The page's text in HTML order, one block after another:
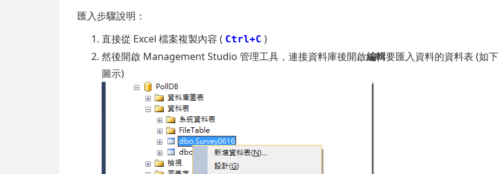
匯入步驟說明：
直接從 Excel 檔案複製內容 ( Ctrl+C )
然後開啟 Management Studio 管理工具，連接資料庫後開啟編輯要匯入資料的資料表 (如下
圖示)